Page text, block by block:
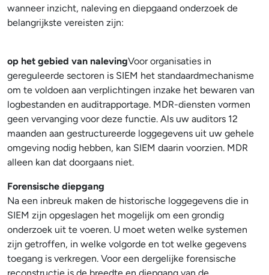
wanneer inzicht, naleving en diepgaand onderzoek de
belangrijkste vereisten zijn:
op het gebied van nalevingVoor organisaties in
gereguleerde sectoren is SIEM het standaardmechanisme
om te voldoen aan verplichtingen inzake het bewaren van
logbestanden en auditrapportage. MDR-diensten vormen
geen vervanging voor deze functie. Als uw auditors 12
maanden aan gestructureerde loggegevens uit uw gehele
omgeving nodig hebben, kan SIEM daarin voorzien. MDR
alleen kan dat doorgaans niet.
Forensische diepgang
Na een inbreuk maken de historische loggegevens die in
SIEM zijn opgeslagen het mogelijk om een grondig
onderzoek uit te voeren. U moet weten welke systemen
zijn getroffen, in welke volgorde en tot welke gegevens
toegang is verkregen. Voor een dergelijke forensische